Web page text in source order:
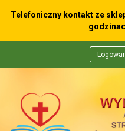
Telefoniczny kontakt ze